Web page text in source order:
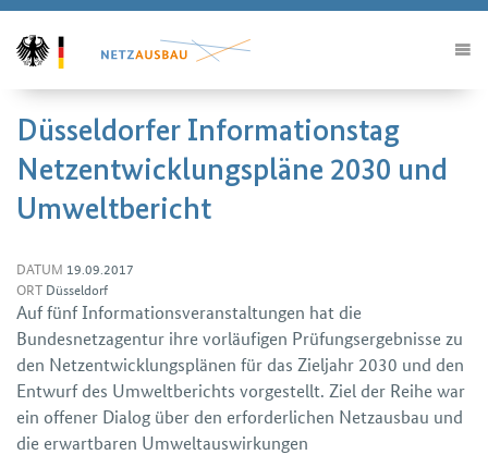
Düsseldorfer Informations­tag
Netz­entwicklungspläne 2030 und
Umweltbericht
DATUM 19.09.2017
ORT Düsseldorf
Auf fünf Informationsveranstaltungen hat die
Bundesnetzagentur ihre vor­läufigen Prüfungsergebnisse zu
den Netzentwicklungsplänen für das Zieljahr 2030 und den
Entwurf des Umweltberichts vorgestellt. Ziel der Reihe war
ein offener Dialog über den erforderlichen Netzausbau und
die erwartbaren Umweltauswirkungen